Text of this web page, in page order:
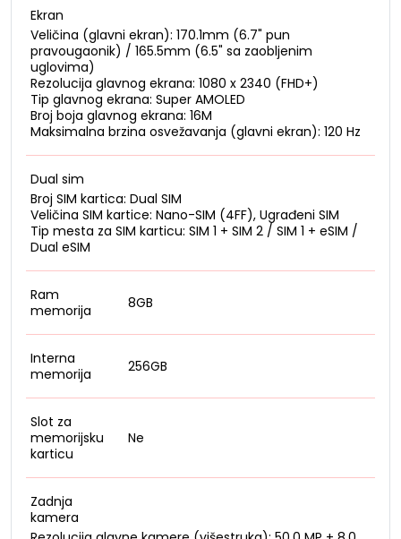
Ekran
Veličina (glavni ekran): 170.1mm (6.7" pun
pravougaonik) / 165.5mm (6.5" sa zaobljenim
uglovima)
Rezolucija glavnog ekrana: 1080 x 2340 (FHD+)
Tip glavnog ekrana: Super AMOLED
Broj boja glavnog ekrana: 16M
Maksimalna brzina osvežavanja (glavni ekran): 120 Hz
Dual sim
Broj SIM kartica: Dual SIM
Veličina SIM kartice: Nano-SIM (4FF), Ugrađeni SIM
Tip mesta za SIM karticu: SIM 1 + SIM 2 / SIM 1 + eSIM /
Dual eSIM
Ram
memorija
8GB
Interna
memorija
256GB
Slot za
memorijsku
karticu
Ne
Zadnja
kamera